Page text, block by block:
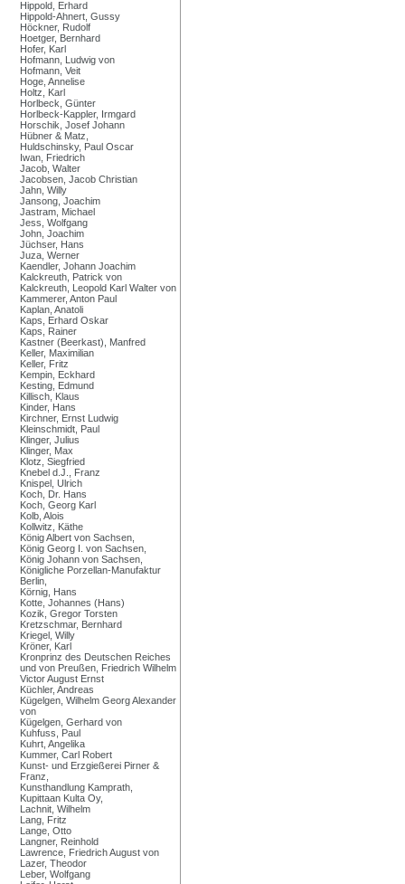
Hippold, Erhard
Hippold-Ahnert, Gussy
Höckner, Rudolf
Hoetger, Bernhard
Hofer, Karl
Hofmann, Ludwig von
Hofmann, Veit
Hoge, Annelise
Holtz, Karl
Horlbeck, Günter
Horlbeck-Kappler, Irmgard
Horschik, Josef Johann
Hübner & Matz,
Huldschinsky, Paul Oscar
Iwan, Friedrich
Jacob, Walter
Jacobsen, Jacob Christian
Jahn, Willy
Jansong, Joachim
Jastram, Michael
Jess, Wolfgang
John, Joachim
Jüchser, Hans
Juza, Werner
Kaendler, Johann Joachim
Kalckreuth, Patrick von
Kalckreuth, Leopold Karl Walter von
Kammerer, Anton Paul
Kaplan, Anatoli
Kaps, Erhard Oskar
Kaps, Rainer
Kastner (Beerkast), Manfred
Keller, Maximilian
Keller, Fritz
Kempin, Eckhard
Kesting, Edmund
Killisch, Klaus
Kinder, Hans
Kirchner, Ernst Ludwig
Kleinschmidt, Paul
Klinger, Julius
Klinger, Max
Klotz, Siegfried
Knebel d.J., Franz
Knispel, Ulrich
Koch, Dr. Hans
Koch, Georg Karl
Kolb, Alois
Kollwitz, Käthe
König Albert von Sachsen,
König Georg I. von Sachsen,
König Johann von Sachsen,
Königliche Porzellan-Manufaktur
Berlin,
Körnig, Hans
Kotte, Johannes (Hans)
Kozik, Gregor Torsten
Kretzschmar, Bernhard
Kriegel, Willy
Kröner, Karl
Kronprinz des Deutschen Reiches
und von Preußen, Friedrich Wilhelm
Victor August Ernst
Küchler, Andreas
Kügelgen, Wilhelm Georg Alexander
von
Kügelgen, Gerhard von
Kuhfuss, Paul
Kuhrt, Angelika
Kummer, Carl Robert
Kunst- und Erzgießerei Pirner &
Franz,
Kunsthandlung Kamprath,
Kupittaan Kulta Oy,
Lachnit, Wilhelm
Lang, Fritz
Lange, Otto
Langner, Reinhold
Lawrence, Friedrich August von
Lazer, Theodor
Leber, Wolfgang